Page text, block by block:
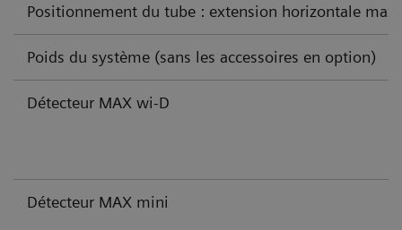
Positionnement du tube : extension horizontale max.
Poids du système (sans les accessoires en option)
Détecteur MAX wi-D
Détecteur MAX mini